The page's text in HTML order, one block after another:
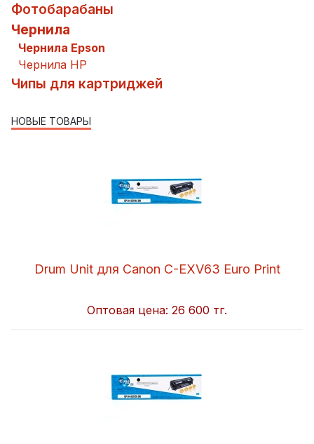
Фотобарабаны
Чернила
Чернила Epson
Чернила HP
Чипы для картриджей
НОВЫЕ ТОВАРЫ
Drum Unit для Canon C-EXV63 Euro Print
Оптовая цена: 26 600 тг.